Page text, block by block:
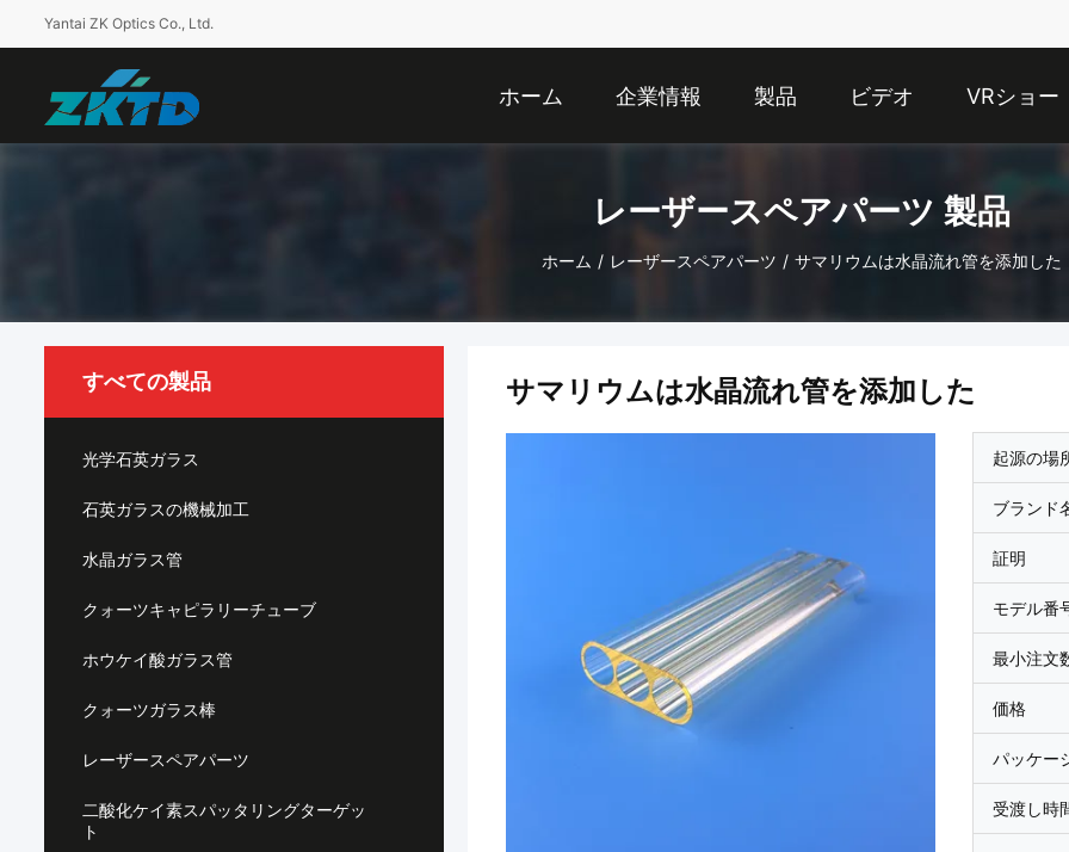
Yantai ZK Optics Co., Ltd.
ホーム 企業情報 製品 ビデオ VRショー
レーザースペアパーツ 製品
ホーム / レーザースペアパーツ / サマリウムは水晶流れ管を添加した
すべての製品
光学石英ガラス
石英ガラスの機械加工
水晶ガラス管
クォーツキャピラリーチューブ
ホウケイ酸ガラス管
クォーツガラス棒
レーザースペアパーツ
二酸化ケイ素スパッタリングターゲッ
ト
サマリウムは水晶流れ管を添加した
起源の場
ブランド
証明
モデル番
最小注文
価格
パッケー
受渡し時